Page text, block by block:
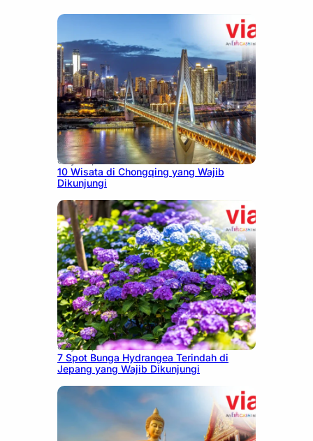
July 30, 2026
10 Wisata di Chongqing yang Wajib
Dikunjungi
July 23, 2026
7 Spot Bunga Hydrangea Terindah di
Jepang yang Wajib Dikunjungi